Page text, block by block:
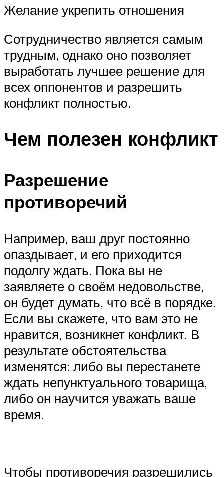
Желание укрепить отношения
Сотрудничество является самым
трудным, однако оно позволяет
выработать лучшее решение для
всех оппонентов и разрешить
конфликт полностью.
Чем полезен конфликт
Разрешение
противоречий
Например, ваш друг постоянно
опаздывает, и его приходится
подолгу ждать. Пока вы не
заявляете о своём недовольстве,
он будет думать, что всё в порядке.
Если вы скажете, что вам это не
нравится, возникнет конфликт. В
результате обстоятельства
изменятся: либо вы перестанете
ждать непунктуального товарища,
либо он научится уважать ваше
время.
Чтобы противоречия разрешились